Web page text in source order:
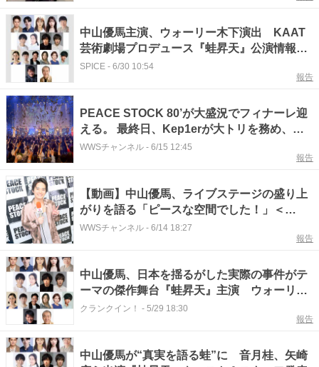
中山優馬主演、ウォーリー木下演出 KAAT
芸術劇場プロデュース『蛙昇天』公演情報が
決定
SPICE - 6/30 10:54
報告
PEACE STOCK 80’が大盛況でフィナーレ迎
える。 最終日、Kep1erが大トリを務め、島
谷ひとみ、土屋アンナ、中山優馬ら豪華アー
WWSチャンネル - 6/15 12:45
報告
【動画】中山優馬、ライブステージの盛り上
がりを語る「ピースな空間でした！」＜
PEACE STOCK 80ʼ HIROSHIMA 2026＞
WWSチャンネル - 6/14 18:27
報告
中山優馬、日本を揺るがした実際の事件がテ
ーマの傑作舞台『蛙昇天』主演 ウォーリー
木下演出＆矢崎広、音月桂ら共演
クランクイン！ - 5/29 18:30
報告
中山優馬が“真実を語る蛙”に 音月桂、矢崎